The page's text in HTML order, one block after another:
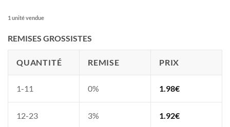
1 unité vendue
REMISES GROSSISTES
QUANTITÉ REMISE PRIX
1-11 0% 1.98€
12-23 3% 1.92€